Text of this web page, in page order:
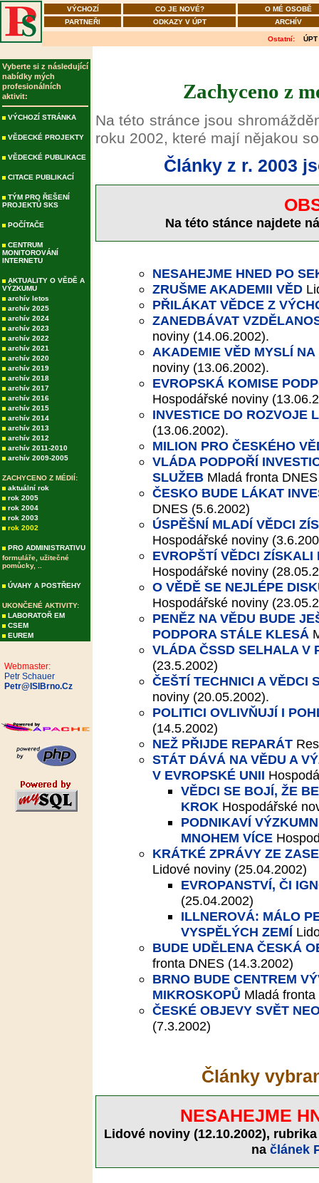
VÝCHOZÍ CO JE NOVÉ?
O MÉ OSOBĚ
PARTNEŘI
ODKAZY V ÚPT ARCHÍV
Ostatní: ÚPT
Vyberte si z následující
nabídky mých
profesionálních
aktivit:
VÝCHOZÍ STRÁNKA
VĚDECKÉ PROJEKTY
VĚDECKÉ PUBLIKACE
CITACE PUBLIKACÍ
TÝM PRO ŘEŠENÍ
PROJEKTŮ SKS
POČÍTAČE
CENTRUM
MONITOROVÁNÍ
INTERNETU
AKTUALITY O VĚDĚ A
VÝZKUMU
archív letos
archív 2025
archív 2024
archív 2023
archív 2022
archív 2021
archív 2020
archív 2019
archív 2018
archív 2017
archív 2016
archív 2015
archív 2014
archív 2013
archív 2012
archív 2011-2010
archív 2009-2005
ZACHYCENO Z MÉDIÍ:
aktuální rok
rok 2005
rok 2004
rok 2003
rok 2002
PRO ADMINISTRATIVU
formuláře, užitečné
pomůcky, ..
ÚVAHY A POSTŘEHY
UKONČENÉ AKTIVITY:
LABORATOŘ EM
CSEM
EUREM
Webmaster:
Petr Schauer
Petr@ISIBrno.Cz
Zachyceno z
Na této stránce jsou
roku 2002, které mají nějakou
Články z r. 2003
Na této stánce najdete
NESAHEJME HNED PO
ZRUŠME AKADEMII VĚD
PŘILÁKAT VĚDCE Z
ZANEDBÁVAT
noviny (14.06.2002).
AKADEMIE VĚD MYSLÍ
noviny (13.06.2002).
EVROPSKÁ KOMISE
Hospodářské noviny
INVESTICE DO ROZVOJE
(13.06.2002).
MILION PRO ČESKÉHO
VLÁDA PODPOŘÍ
SLUŽEB Mladá fronta
ČESKO BUDE LÁKAT
DNES (5.6.2002)
ÚSPĚŠNÍ MLADÍ VĚDCI
Hospodářské noviny
EVROPŠTÍ VĚDCI
Hospodářské noviny
O VĚDĚ SE NEJLÉPE
Hospodářské noviny
PENĚZ NA VĚDU BUDE
PODPORA STÁLE KLESÁ
VLÁDA ČSSD SELHALA V
(23.5.2002)
ČEŠTÍ TECHNICI A VĚDCI
noviny (20.05.2002).
POLITICI OVLIVŇUJÍ I
(14.5.2002)
NEŽ PŘIJDE REPARÁT
STÁT DÁVÁ NA VĚDU A
V EVROPSKÉ UNII
VĚDCI SE BOJÍ, ŽE
KROK Hospodářské
PODNIKAVÍ
MNOHEM VÍCE
KRÁTKÉ ZPRÁVY ZE
Lidové noviny (25.04.2002)
EVROPANSTVÍ, ČI
(25.04.2002)
ILLNEROVÁ: MÁLO
VYSPĚLÝCH ZEMÍ
BUDE UDĚLENA ČESKÁ
fronta DNES (14.3.2002)
BRNO BUDE CENTREM
MIKROSKOPŮ Mladá
ČESKÉ OBJEVY SVĚT
(7.3.2002)
Články
NESAHEJME
Lidové noviny (12.10.2002),
na článek